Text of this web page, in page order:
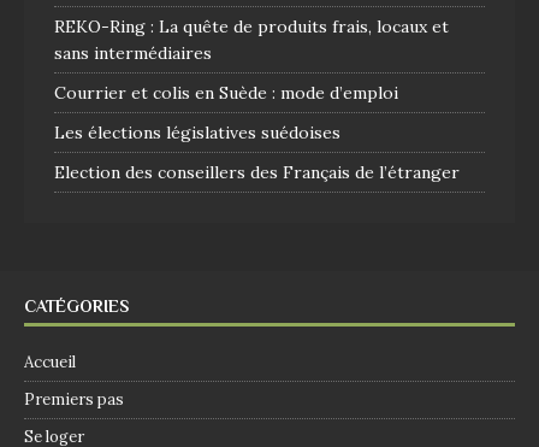
REKO-Ring : La quête de produits frais, locaux et
sans intermédiaires
Courrier et colis en Suède : mode d’emploi
Les élections législatives suédoises
Election des conseillers des Français de l’étranger
CATÉGORIES
Accueil
Premiers pas
Se loger